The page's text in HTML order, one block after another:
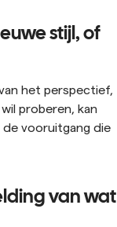
stijl, of
het perspectief,
proberen, kan
de vooruitgang die
van wat